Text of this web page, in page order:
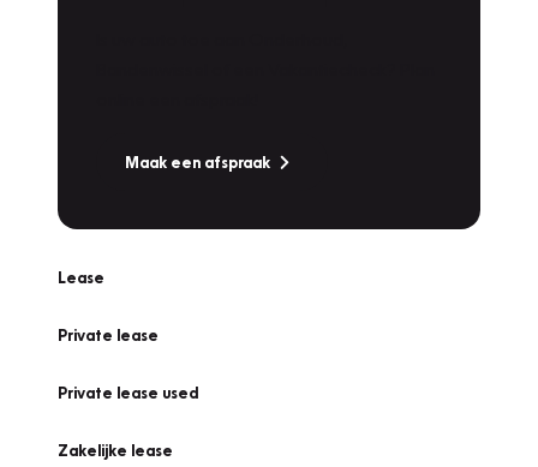
Maak een afspraak
Lease
Private lease
Private lease used
Zakelijke lease